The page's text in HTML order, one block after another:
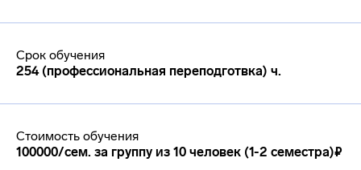
Срок обучения
254 (профессиональная переподготвка) ч.
Стоимость обучения
100000/сем. за группу из 10 человек (1-2 семестра)₽